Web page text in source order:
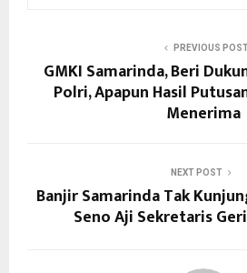
PREVIOUS
GMKI Samarinda, Beri
Polri, Apapun Hasil
Menerima
NEXT POST
Banjir Samarinda Tak
Seno Aji Sekretaris